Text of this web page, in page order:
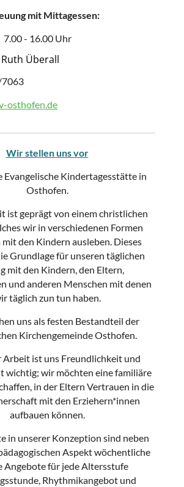
mit Mittagessen:
- 16.00 Uhr
Überall
osthofen.de
Wir stellen uns vor
Evangelische Kindertagesstätte in
Osthofen.
ist geprägt von einem christlichen
wir in verschiedenen Formen
mit den Kindern ausleben. Dieses
Grundlage für unseren täglichen
mit den Kindern, den Eltern,
und anderen Menschen mit denen
täglich zun tun haben.
uns als festen Bestandteil der
Kirchengemeinde Osthofen.
Arbeit ist uns Freundlichkeit und
wichtig; wir möchten eine familiäre
in der Eltern Vertrauen in die
mit den Erziehern*innen
aufbauen können.
in unserer Konzeption sind neben
Aspekt wöchentliche
Angebote für jede Altersstufe
Rhythmikangebot und